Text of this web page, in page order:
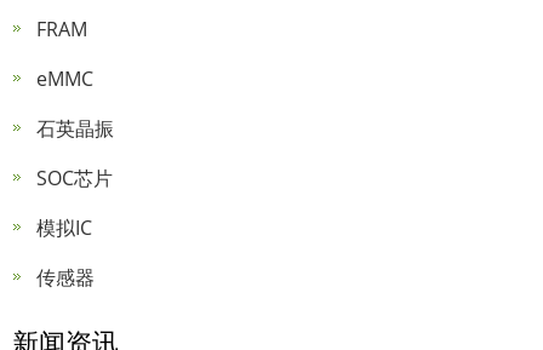
FRAM
eMMC
石英晶振
SOC芯片
模拟IC
传感器
新闻资讯